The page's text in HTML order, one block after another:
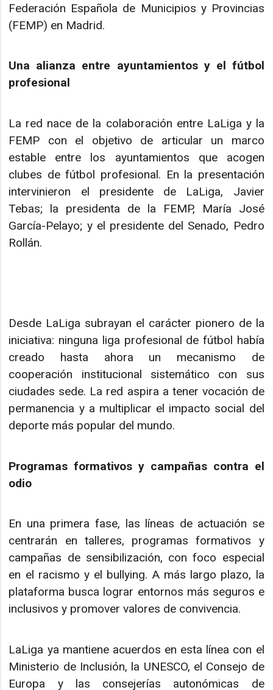
Federación Española de Municipios y Provincias
(FEMP) en Madrid.
Una alianza entre ayuntamientos y el fútbol
profesional
La red nace de la colaboración entre LaLiga y la
FEMP con el objetivo de articular un marco
estable entre los ayuntamientos que acogen
clubes de fútbol profesional. En la presentación
intervinieron el presidente de LaLiga, Javier
Tebas; la presidenta de la FEMP, María José
García-Pelayo; y el presidente del Senado, Pedro
Rollán.
Desde LaLiga subrayan el carácter pionero de la
iniciativa: ninguna liga profesional de fútbol había
creado hasta ahora un mecanismo de
cooperación institucional sistemático con sus
ciudades sede. La red aspira a tener vocación de
permanencia y a multiplicar el impacto social del
deporte más popular del mundo.
Programas formativos y campañas contra el
odio
En una primera fase, las líneas de actuación se
centrarán en talleres, programas formativos y
campañas de sensibilización, con foco especial
en el racismo y el bullying. A más largo plazo, la
plataforma busca lograr entornos más seguros e
inclusivos y promover valores de convivencia.
LaLiga ya mantiene acuerdos en esta línea con el
Ministerio de Inclusión, la UNESCO, el Consejo de
Europa y las consejerías autonómicas de